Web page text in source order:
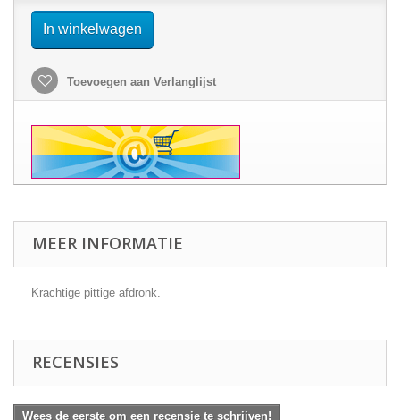
In winkelwagen
Toevoegen aan Verlanglijst
MEER INFORMATIE
Krachtige pittige afdronk.
RECENSIES
Wees de eerste om een recensie te schrijven!